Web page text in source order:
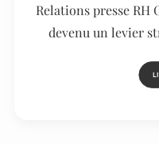
Relations presse
devenu un levier